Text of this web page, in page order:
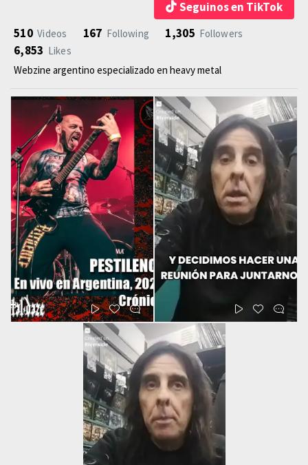
Seguinos en TikTok
510 Videos 167 Following 1,305 Followers
6,853 Likes
Webzine argentino especializado en heavy metal